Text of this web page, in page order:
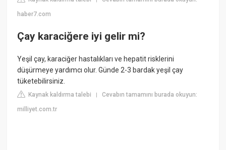
haber7.com
Çay karaciğere iyi gelir mi?
Yeşil çay, karaciğer hastalıkları ve hepatit risklerini
düşürmeye yardımcı olur. Günde 2-3 bardak yeşil çay
tüketebilirsiniz.
Kaynak kaldırma talebi |Cevabın tamamını burada okuyun:
milliyet.com.tr